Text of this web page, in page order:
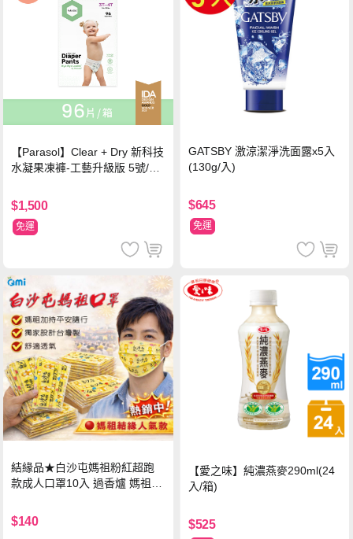
【Parasol】Clear + Dry 新科技
水凝果凍褲-工藝升級版 5號/XL
$1,500
免運
GATSBY 激涼潔淨洗面露x5入
(130g/入)
$645
免運
結緣品★白沙屯媽祖粉紅超跑
款成人口罩10入 過香爐 媽祖加
$140
【愛之味】純濃燕麥290ml(24
入/箱)
$525